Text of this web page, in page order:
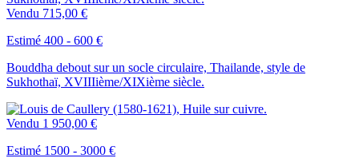
Vendu 715,00 €
Estimé 400 - 600 €
Bouddha debout sur un socle circulaire, Thailande, style de
Sukhothaï, XVIIIième/XIXième siècle.
Vendu 1 950,00 €
Estimé 1500 - 3000 €